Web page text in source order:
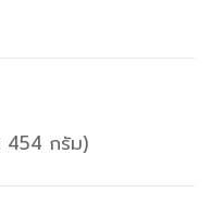
454 กรัม)